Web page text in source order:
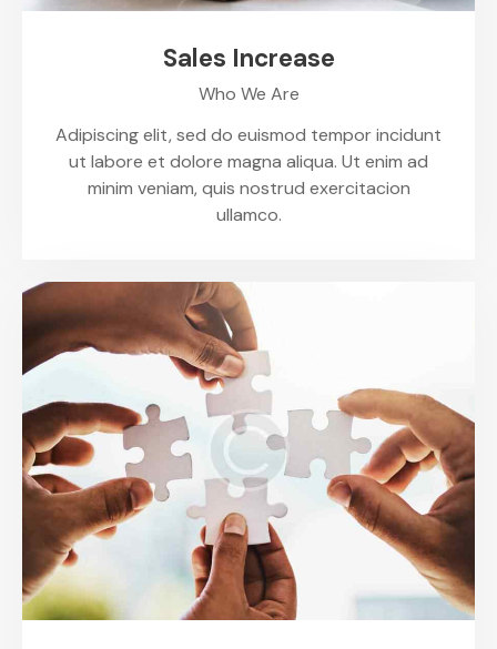
Sales Increase
Who We Are
Adipiscing elit, sed do euismod tempor incidunt
ut labore et dolore magna aliqua. Ut enim ad
minim veniam, quis nostrud exercitacion
ullamco.